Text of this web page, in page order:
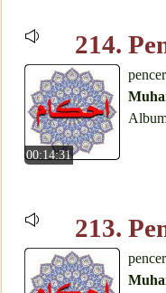
214.
00:14:31
213.